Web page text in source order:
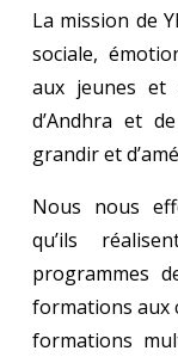
La mission de
sociale,
aux jeunes et
d’Andhra et
grandir et
Nous nous
qu’ils
programmes
formations aux
formations